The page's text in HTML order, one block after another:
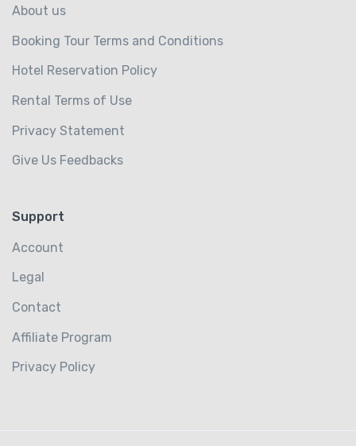
About us
Booking Tour Terms and Conditions
Hotel Reservation Policy
Rental Terms of Use
Privacy Statement
Give Us Feedbacks
Support
Account
Legal
Contact
Affiliate Program
Privacy Policy